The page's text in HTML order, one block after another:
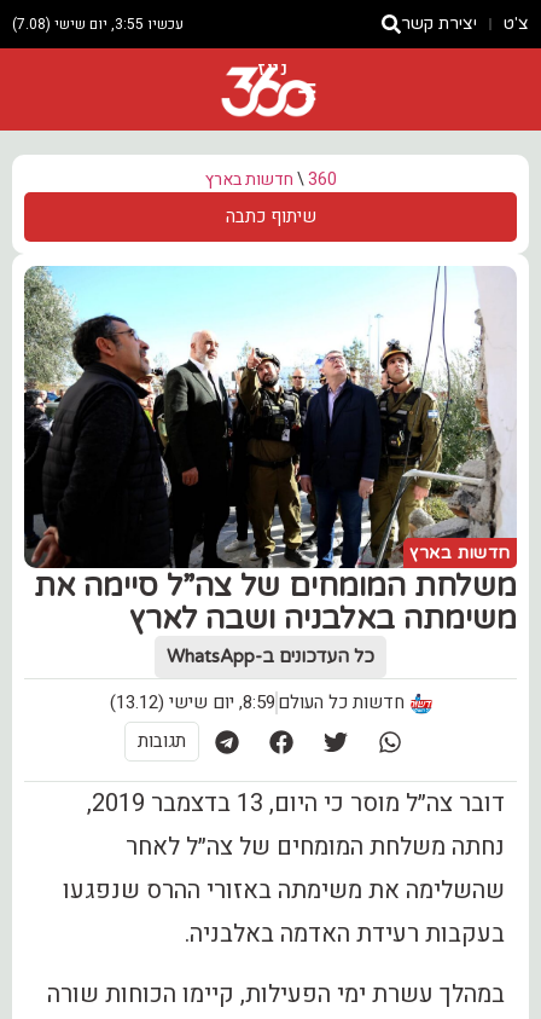
צ'ט יצירת קשר עכשיו 3:55, יום שישי (7.08)
ניוז
360
\חדשות בארץ
שיתוף כתבה
חדשות בארץ
‏משלחת המומחים של צה”ל סיימה את
משימתה באלבניה ושבה לארץ
כל העדכונים ב-WhatsApp
חדשות כל העולם8:59, יום שישי (13.12)
תגובות
דובר צה״ל מוסר כי היום, 13 בדצמבר 2019,
נחתה משלחת המומחים של צה״ל לאחר
שהשלימה את משימתה באזורי ההרס שנפגעו
בעקבות רעידת האדמה באלבניה.
במהלך עשרת ימי הפעילות, קיימו הכוחות שורה